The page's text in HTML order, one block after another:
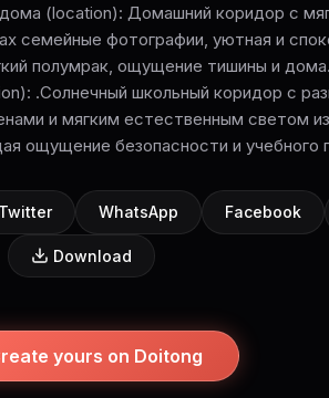
(location): Домашний коридор с
семейные фотографии, уютная и
полумрак, ощущение тишины и дома.
.Солнечный школьный коридор с
и мягким естественным светом
ощущение безопасности и учебного
WhatsApp Facebook
Download
yours on Doitong